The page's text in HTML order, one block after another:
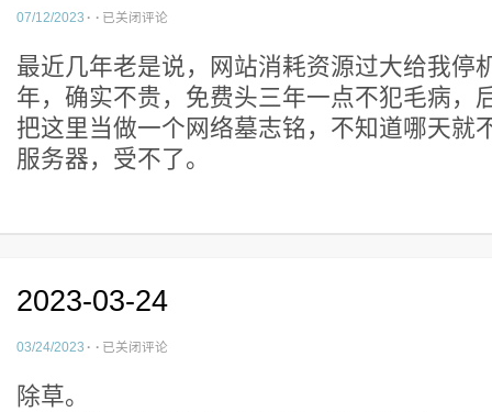
07/12/2023 · · 2023-
12
已关闭评论
最近几年老是说，网站消耗资源过大给我停
年，确实不贵，免费头三年一点不犯毛病，
把这里当做一个网络墓志铭，不知道哪天就
服务器，受不了。
2023-03-24
03/24/2023 · · 2023-
已关闭评论
除草。